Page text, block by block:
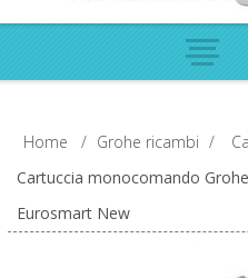
Home / Grohe ricambi /
Cartuccia monocomando
Eurosmart New